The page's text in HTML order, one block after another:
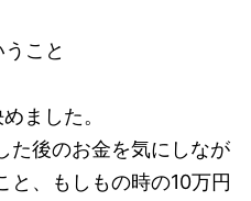
こと
ました。
た後のお金を気にしなが
と、もしもの時の10万円